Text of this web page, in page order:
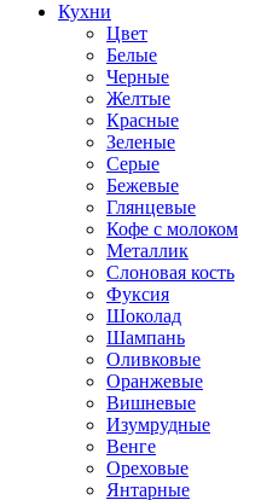
Кухни
Цвет
Белые
Черные
Желтые
Красные
Зеленые
Серые
Бежевые
Глянцевые
Кофе с молоком
Металлик
Слоновая кость
Фуксия
Шоколад
Шампань
Оливковые
Оранжевые
Вишневые
Изумрудные
Венге
Ореховые
Янтарные